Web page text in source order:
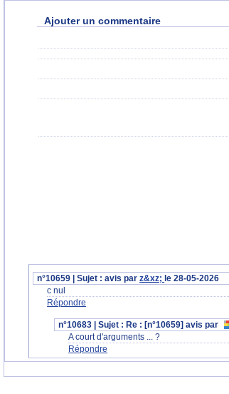
Ajouter un commentaire
n°10659 | Sujet : avis parz&xz; le 28-05-2026
c nul
Répondre
n°10683 | Sujet : Re : [n°10659] avis par
A court d'arguments ... ?
Répondre